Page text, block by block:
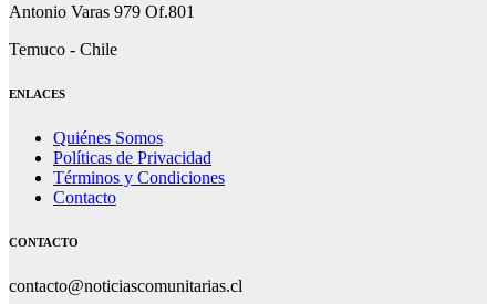
Antonio Varas 979 Of.801
Temuco - Chile
ENLACES
Quiénes Somos
Políticas de Privacidad
Términos y Condiciones
Contacto
CONTACTO
contacto@noticiascomunitarias.cl